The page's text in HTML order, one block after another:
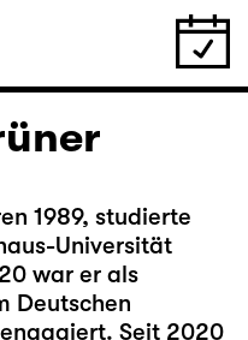
1989, studierte
Universität
war er als
Deutschen
Seit 2020